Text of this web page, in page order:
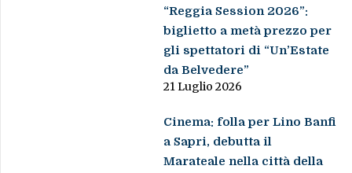
“Reggia Session 2026”:
biglietto a metà prezzo per
gli spettatori di “Un’Estate
da Belvedere”
21 Luglio 2026
Cinema: folla per Lino Banfi
a Sapri, debutta il
Marateale nella città della